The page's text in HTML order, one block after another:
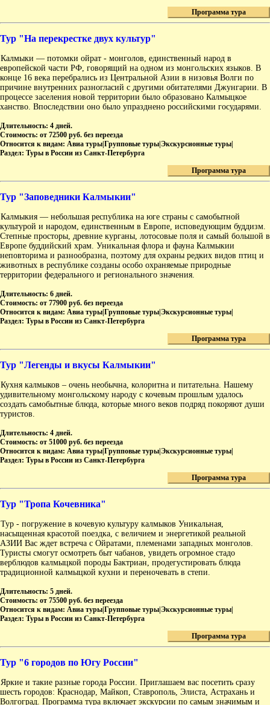
Программа тура
Тур "На перекрестке двух культур"
Калмыки — потомки ойрат - монголов, единственный народ в
европейской части РФ, говорящий на одном из монгольских языков. В
конце 16 века перебрались из Центральной Азии в низовья Волги по
причине внутренних разногласий с другими обитателями Джунгарии. В
процессе заселения новой территории было образовано Калмыцкое
ханство. Впоследствии оно было упразднено российскими государями.
Длительность: 4 дней.
Стоимость: от 72500 руб. без переезда
Относится к видам: Авиа туры|Групповые туры|Экскурсионные туры|
Раздел: Туры в России из Санкт-Петербурга
Программа тура
Тур "Заповедники Калмыкии"
Калмыкия — небольшая республика на юге страны с самобытной
культурой и народом, единственным в Европе, исповедующим буддизм.
Степные просторы, древние курганы, лотосовые поля и самый большой в
Европе буддийский храм. Уникальная флора и фауна Калмыкии
неповторима и разнообразна, поэтому для охраны редких видов птиц и
животных в республике созданы особо охраняемые природные
территории федерального и регионального значения.
Длительность: 6 дней.
Стоимость: от 77900 руб. без переезда
Относится к видам: Авиа туры|Групповые туры|Экскурсионные туры|
Раздел: Туры в России из Санкт-Петербурга
Программа тура
Тур "Легенды и вкусы Калмыкии"
Кухня калмыков – очень необычна, колоритна и питательна. Нашему
удивительному монгольскому народу с кочевым прошлым удалось
создать самобытные блюда, которые много веков подряд покоряют души
туристов.
Длительность: 4 дней.
Стоимость: от 51000 руб. без переезда
Относится к видам: Авиа туры|Групповые туры|Экскурсионные туры|
Раздел: Туры в России из Санкт-Петербурга
Программа тура
Тур "Тропа Кочевника"
Тур - погружение в кочевую культуру калмыков Уникальная,
насыщенная красотой поездка, с величием и энергетикой реальной
АЗИИ Вас ждет встреча с Ойратами, племенами западных монголов.
Туристы смогут осмотреть быт чабанов, увидеть огромное стадо
верблюдов калмыцкой породы Бактриан, продегустировать блюда
традиционной калмыцкой кухни и переночевать в степи.
Длительность: 5 дней.
Стоимость: от 75500 руб. без переезда
Относится к видам: Авиа туры|Групповые туры|Экскурсионные туры|
Раздел: Туры в России из Санкт-Петербурга
Программа тура
Тур "6 городов по Югу России"
Яркие и такие разные города России. Приглашаем вас посетить сразу
шесть городов: Краснодар, Майкоп, Ставрополь, Элиста, Астрахань и
Волгоград. Программа тура включает экскурсии по самым значимым и